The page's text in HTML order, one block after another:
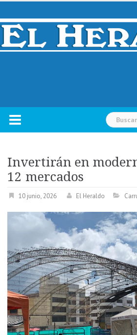
Skip
content
Buscar:
Invertirán en
12 mercados
10 junio, 2026 El Heraldo